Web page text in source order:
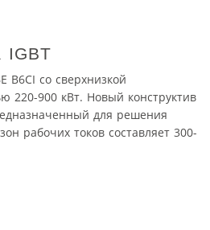
IGBT
B6CI со сверхнизкой
220-900 кВт. Новый конструктив
для решения
рабочих токов составляет 300-